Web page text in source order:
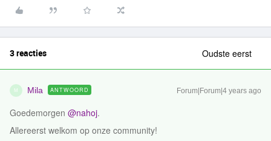
3 reacties Oudste eerst
M Mila ANTWOORD Forum|Forum|4 years ago
Goedemorgen @nahoj.
Allereerst welkom op onze community!